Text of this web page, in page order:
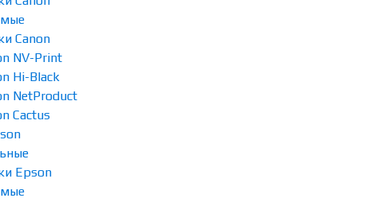
Canon
NV-Print
Hi-Black
NetProduct
Cactus
Epson